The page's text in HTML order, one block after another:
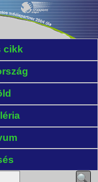
cikk